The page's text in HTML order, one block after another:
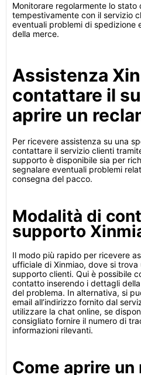
Monitorare regolarmente lo
tempestivamente con il servizio
eventuali problemi di spedizione
della merce.
Assistenza
contattare il
aprire un
Per ricevere assistenza su una
contattare il servizio clienti
supporto è disponibile sia per
segnalare eventuali problemi
consegna del pacco.
Modalità di
supporto
Il modo più rapido per ricevere
ufficiale di Xinmiao, dove si
supporto clienti. Qui è possibile
contatto inserendo i dettagli
del problema. In alternativa, si
email all’indirizzo fornito dal
utilizzare la chat online, se
consigliato fornire il numero di
informazioni rilevanti.
Come aprire un